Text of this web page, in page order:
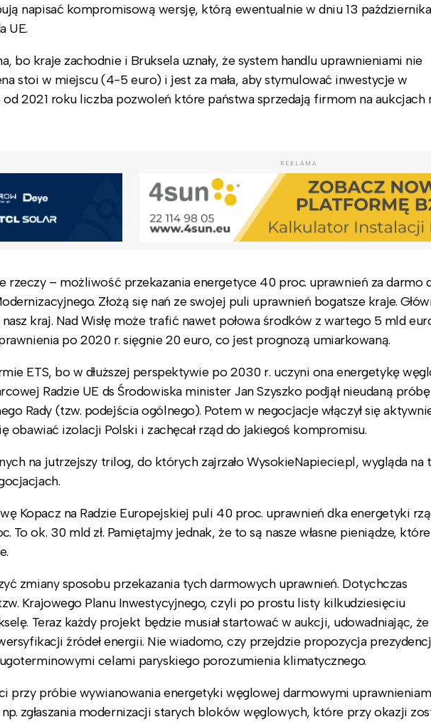
napisać kompromisową wersję, którą ewentualnie w dniu 13 października
UE.
bo kraje zachodnie i Bruksela uznały, że system handlu uprawnieniami nie
stoi w miejscu (4-5 euro) i jest za mała, aby stymulować inwestycje w
2021 roku liczba pozwoleń które państwa sprzedają firmom na aukcjach
REKLAMA
rzeczy – możliwość przekazania energetyce 40 proc. uprawnień za darmo
Złożą się nań ze swojej puli uprawnień bogatsze kraje.
kraj. Nad Wisłę może trafić nawet połowa środków z wartego 5 mld
po 2020 r. sięgnie 20 euro, co jest prognozą umiarkowaną.
ETS, bo w dłuższej perspektywie po 2030 r. uczyni ona energetykę
Radzie UE ds Środowiska minister Jan Szyszko podjął nieudaną próbę
Rady (tzw. podejścia ogólnego). Potem w negocjacje włączył się
obawiać izolacji Polski i zachęcał rząd do jakiegoś kompromisu.
na jutrzejszy trilog, do których zajrzało WysokieNapiecie.pl, wygląda na
Kopacz na Radzie Europejskiej puli 40 proc. uprawnień dka energetyki
To ok. 30 mld zł. Pamiętajmy jednak, że to są nasze własne pieniądze,
zmiany sposobu przekazania tych darmowych uprawnień. Dotychczas
Krajowego Planu Inwestycyjnego, czyli po prostu listy kilkudziesięciu
Teraz każdy projekt będzie musiał startować w aukcji, udowadniając, że
źródeł energii. Nie wiadomo, czy przejdzie propozycja
celami paryskiego porozumienia klimatycznego.
przy próbie wywianowania energetyki węglowej darmowymi
zgłaszania modernizacji starych bloków węglowych, które przy okazji